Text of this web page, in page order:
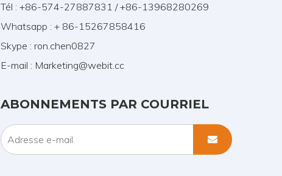
Tél : +86-574-27887831 / +86-13968280269
Whatsapp : + 86-15267858416
Skype : ron.chen0827
E-mail : Marketing@webit.cc
ABONNEMENTS PAR COURRIEL